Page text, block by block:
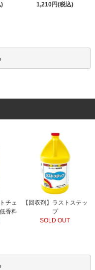
)
1,210円(税込)
チェ
香料
【回収剤】ラストステッ
プ
SOLD OUT